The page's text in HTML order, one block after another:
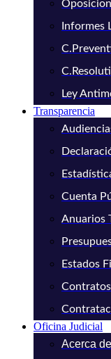
Informes
Ley
Transparencia
Cuenta
Anuarios
Estados
Contratos
Oficina Judicial
Acerca